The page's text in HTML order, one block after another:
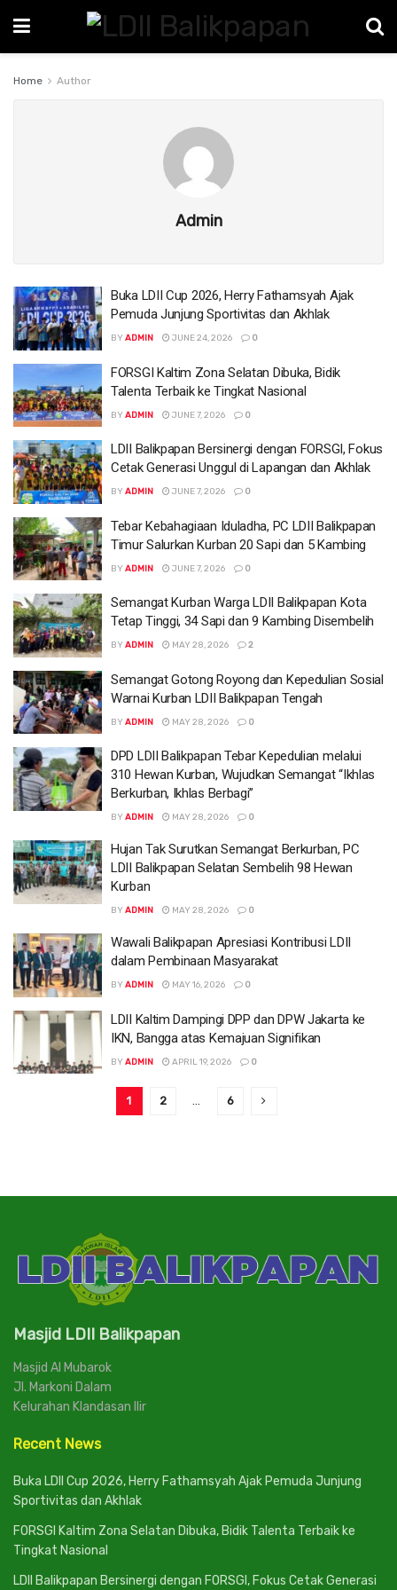
Home Author
Admin
Buka LDII Cup 2026, Herry Fathamsyah Ajak
Pemuda Junjung Sportivitas dan Akhlak
BY ADMIN JUNE 24, 2026 0
FORSGI Kaltim Zona Selatan Dibuka, Bidik
Talenta Terbaik ke Tingkat Nasional
BY ADMIN JUNE 7, 2026 0
LDII Balikpapan Bersinergi dengan FORSGI, Fokus
Cetak Generasi Unggul di Lapangan dan Akhlak
BY ADMIN JUNE 7, 2026 0
Tebar Kebahagiaan Iduladha, PC LDII Balikpapan
Timur Salurkan Kurban 20 Sapi dan 5 Kambing
BY ADMIN JUNE 7, 2026 0
Semangat Kurban Warga LDII Balikpapan Kota
Tetap Tinggi, 34 Sapi dan 9 Kambing Disembelih
BY ADMIN MAY 28, 2026 2
Semangat Gotong Royong dan Kepedulian Sosial
Warnai Kurban LDII Balikpapan Tengah
BY ADMIN MAY 28, 2026 0
DPD LDII Balikpapan Tebar Kepedulian melalui
310 Hewan Kurban, Wujudkan Semangat “Ikhlas
Berkurban, Ikhlas Berbagi”
BY ADMIN MAY 28, 2026 0
Hujan Tak Surutkan Semangat Berkurban, PC
LDII Balikpapan Selatan Sembelih 98 Hewan
Kurban
BY ADMIN MAY 28, 2026 0
Wawali Balikpapan Apresiasi Kontribusi LDII
dalam Pembinaan Masyarakat
BY ADMIN MAY 16, 2026 0
LDII Kaltim Dampingi DPP dan DPW Jakarta ke
IKN, Bangga atas Kemajuan Signifikan
BY ADMIN APRIL 19, 2026 0
1 2 … 6
Masjid LDII Balikpapan
Masjid Al Mubarok
Jl. Markoni Dalam
Kelurahan Klandasan Ilir
Recent News
Buka LDII Cup 2026, Herry Fathamsyah Ajak Pemuda Junjung
Sportivitas dan Akhlak
FORSGI Kaltim Zona Selatan Dibuka, Bidik Talenta Terbaik ke
Tingkat Nasional
LDII Balikpapan Bersinergi dengan FORSGI, Fokus Cetak Generasi